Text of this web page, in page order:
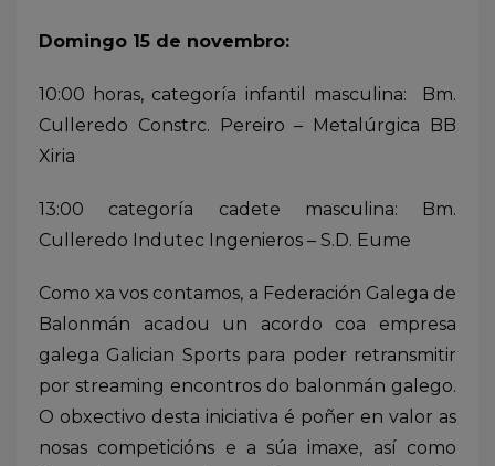
Domingo 15 de novembro:
10:00 horas, categoría infantil masculina: Bm.
Culleredo Constrc. Pereiro – Metalúrgica BB
Xiria
13:00 categoría cadete masculina: Bm.
Culleredo Indutec Ingenieros – S.D. Eume
Como xa vos contamos, a Federación Galega de
Balonmán acadou un acordo coa empresa
galega Galician Sports para poder retransmitir
por streaming encontros do balonmán galego.
O obxectivo desta iniciativa é poñer en valor as
nosas competicións e a súa imaxe, así como